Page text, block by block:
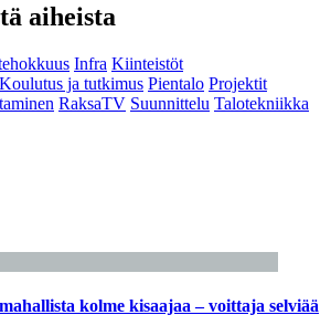
aiheista
Infra Kiinteistöt
Koulutus ja tutkimus Pientalo Projektit
RaksaTV Suunnittelu Talotekniikka
kolme kisaajaa – voittaja selviää